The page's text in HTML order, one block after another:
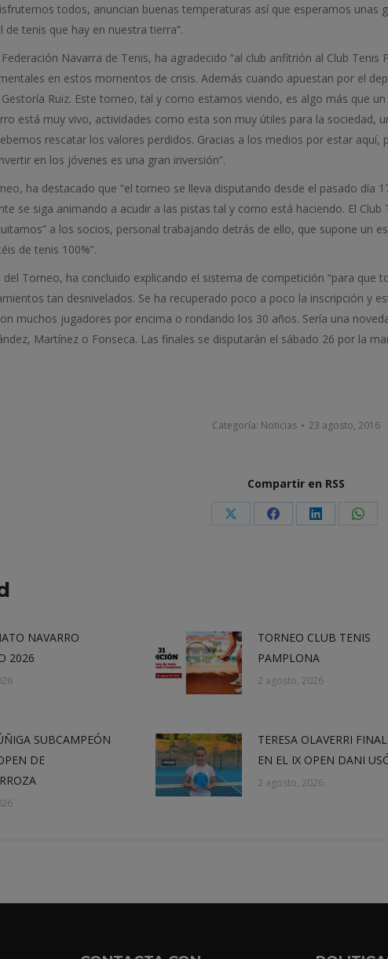
todos, anuncian buenas temperaturas así que esperamos unas
tenis que hay en nuestra tierra”.
Navarra de Tenis, ha agradecido “al club anfitrión al Club
en estos momentos de crisis. Además cuando apuestan por el
Ruiz. Este torneo, tal y como estamos viendo, es algo más que
está muy vivo, actividades como esta son muy útiles para la
rescatar los valores perdidos. Gracias a los medios por estar
en los jóvenes es una gran inversión”.
ha destacado que “el torneo se lleva disputando desde el pasado día
se siga animando a acudir a las pistas tal y como está haciendo. El
a los socios, personal trabajando detrás de ello, que supone un
de tenis 100%”.
del Torneo, ha concluido explicando el sistema de competición “para
tan desnivelados. Se ha recuperado poco a poco la inscripción y
muchos jugadores por encima o rondando los 30 años. Sería una
Martínez o Fonseca. Las finales se disputarán el sábado 26 por la
Categoría: Noticias 23 agosto, 2016
Compartir en RSS
Share Share Share Share
NAVARRO
2026
TORNEO CLUB TENIS
PAMPLONA
2 agosto, 2026
SUBCAMPEÓN
DE
TERESA OLAVERRI
EN EL IX OPEN DANI
2 agosto, 2026